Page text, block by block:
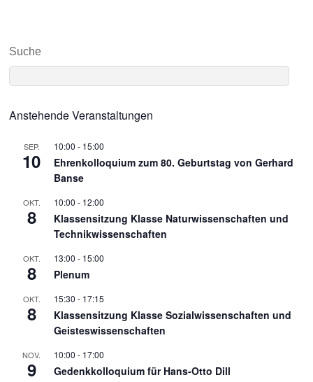
Suche
Anstehende Veranstaltungen
SEP.
10
10:00 - 15:00
Ehrenkolloquium zum 80. Geburtstag von Gerhard
Banse
OKT.
8
10:00 - 12:00
Klassensitzung Klasse Naturwissenschaften und
Technikwissenschaften
OKT.
8
13:00 - 15:00
Plenum
OKT.
8
15:30 - 17:15
Klassensitzung Klasse Sozialwissenschaften und
Geisteswissenschaften
NOV.
9
10:00 - 17:00
Gedenkkolloquium für Hans-Otto Dill